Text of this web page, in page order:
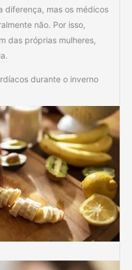
diferença, mas os médicos
não. Por isso,
das próprias mulheres,
durante o inverno